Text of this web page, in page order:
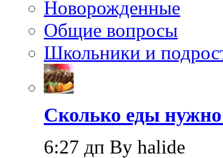
Новорожденные
Общие вопросы
Школьники и
Сколько еды
6:27 дп By halide